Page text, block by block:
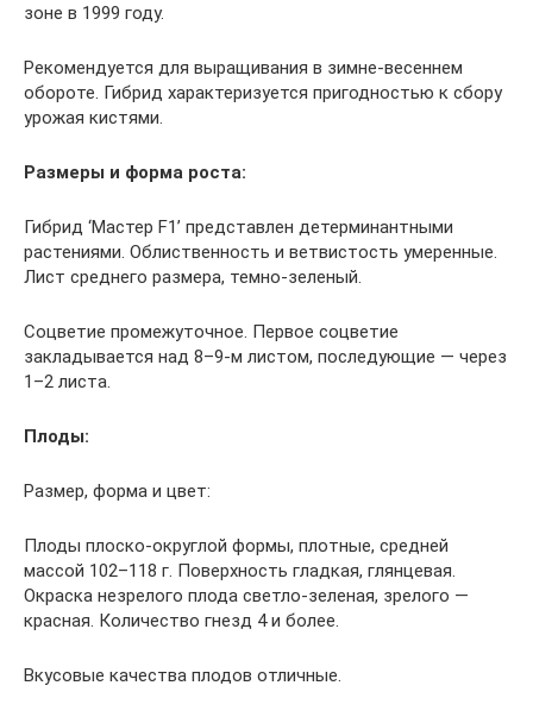
зоне в 1999 году.
Рекомендуется для выращивания в зимне-весеннем
обороте. Гибрид характеризуется пригодностью к сбору
урожая кистями.
Размеры и форма роста:
Гибрид ‘Мастер F1’ представлен детерминантными
растениями. Облиственность и ветвистость умеренные.
Лист среднего размера, темно-зеленый.
Соцветие промежуточное. Первое соцветие
закладывается над 8–9-м листом, последующие — через
1–2 листа.
Плоды:
Размер, форма и цвет:
Плоды плоско-округлой формы, плотные, средней
массой 102–118 г. Поверхность гладкая, глянцевая.
Окраска незрелого плода светло-зеленая, зрелого —
красная. Количество гнезд 4 и более.
Вкусовые качества плодов отличные.